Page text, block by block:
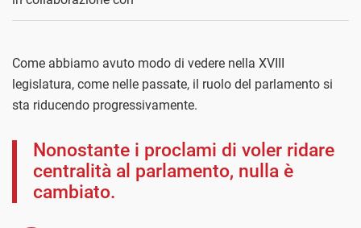
Come abbiamo avuto modo di vedere nella XVIII
legislatura, come nelle passate, il ruolo del parlamento si
sta riducendo progressivamente.
Nonostante i proclami di voler ridare
centralità al parlamento, nulla è
cambiato.